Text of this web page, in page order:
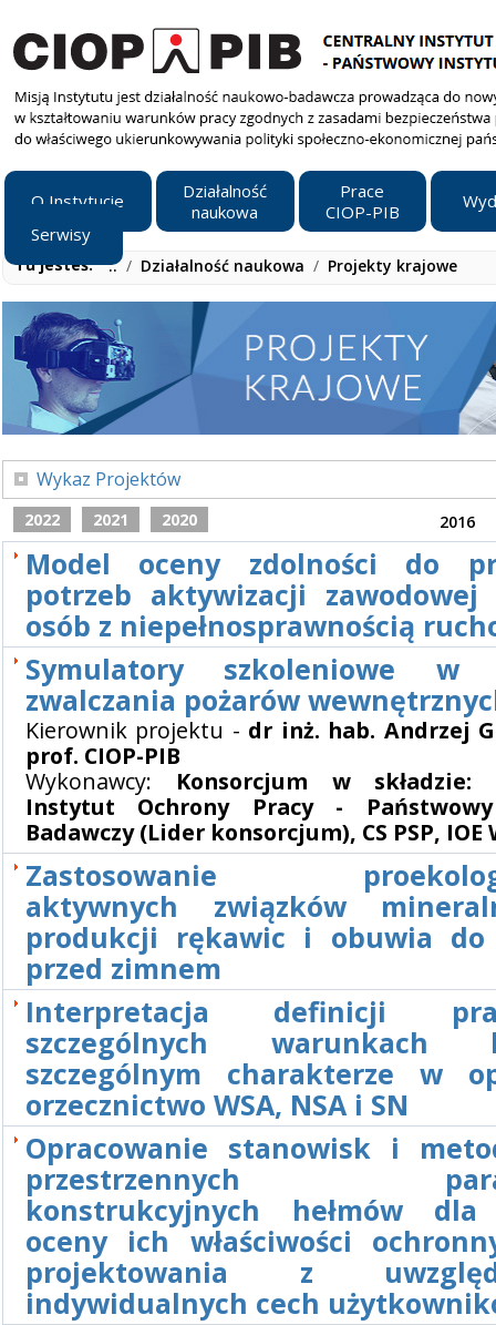
O Instytucie
Działalność
naukowa
Prace
CIOP-PIB
Serwisy
Tu jesteś: ../ Działalność naukowa / Projekty krajowe
Wykaz Projektów
2022 2021 2020 2016
Model oceny zdolności do
potrzeb aktywizacji zawodowej
osób z niepełnosprawnością
Symulatory szkoleniowe w
zwalczania pożarów
Kierownik projektu - dr inż. hab. Andrzej
prof. CIOP-PIB
Wykonawcy: Konsorcjum w składzie:
Instytut Ochrony Pracy -
Badawczy (Lider konsorcjum), CS PSP, IOE
Zastosowanie
aktywnych związków
produkcji rękawic i obuwia do
przed zimnem
Interpretacja definicji
szczególnych
szczególnym charakterze w
orzecznictwo WSA, NSA i SN
Opracowanie stanowisk i
przestrzennych
konstrukcyjnych hełmów dla
oceny ich właściwości
projektowania z
indywidualnych cech